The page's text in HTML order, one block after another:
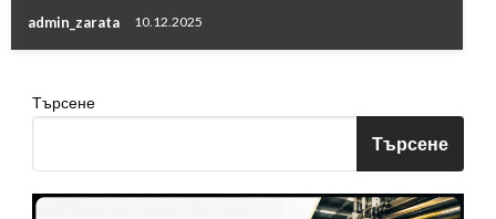
admin_zarata 10.12.2025
Търсене
Търсене